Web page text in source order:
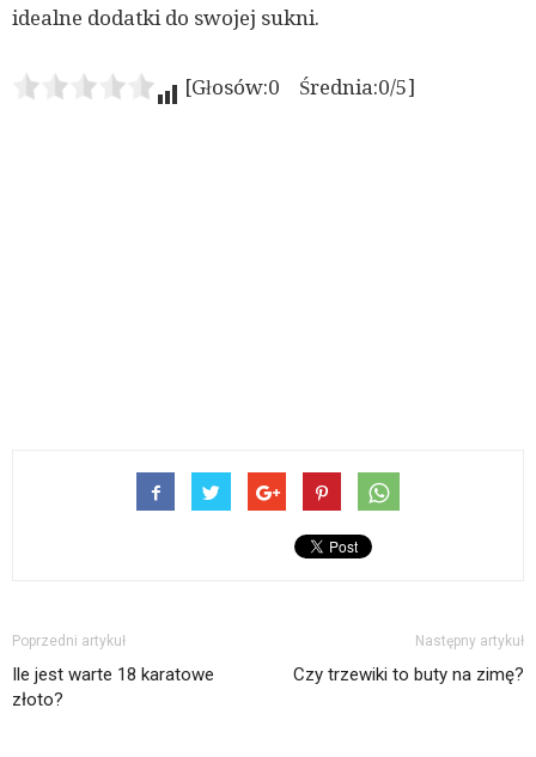
idealne dodatki do swojej sukni.
[Głosów:0 Średnia:0/5]
Poprzedni artykuł
Ile jest warte 18 karatowe
złoto?
Następny artykuł
Czy trzewiki to buty na zimę?